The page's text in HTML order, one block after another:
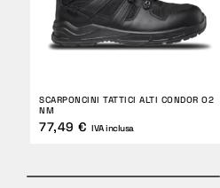
SCARPONCINI TATTICI ALTI CONDOR O2
NM
77,49 € IVA inclusa